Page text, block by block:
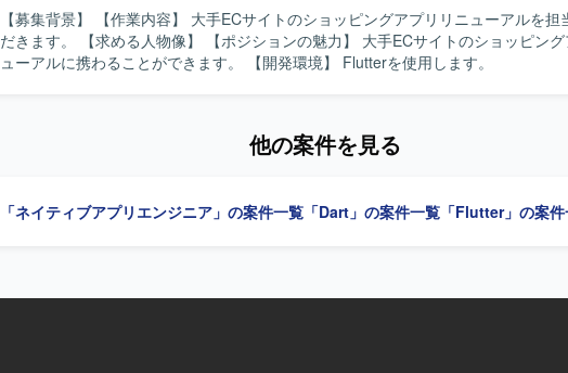
【募集背景】 【作業内容】 大手ECサイトのショッピングアプリリニューアルを担当していた
だきます。 【求める人物像】 【ポジションの魅力】 大手ECサイトのショッピングアプリリニ
ューアルに携わることができます。 【開発環境】 Flutterを使用します。
他の案件を見る
「ネイティブアプリエンジニア」の案件一覧 「Dart」の案件一覧 「Flutter」の案